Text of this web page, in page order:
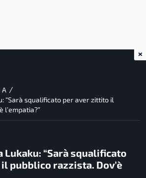
A /
“Sarà squalificato per aver zittito il
l’empatia?”
Lukaku: “Sarà squalificato
pubblico razzista. Dov’è
×